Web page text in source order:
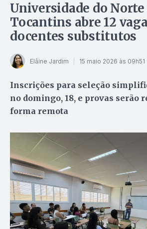
Universidade do Norte
Tocantins abre 12
docentes substitutos
Elâine Jardim 15 maio 2026 às 09h51
Inscrições para seleção
no domingo, 18, e provas serão
forma remota